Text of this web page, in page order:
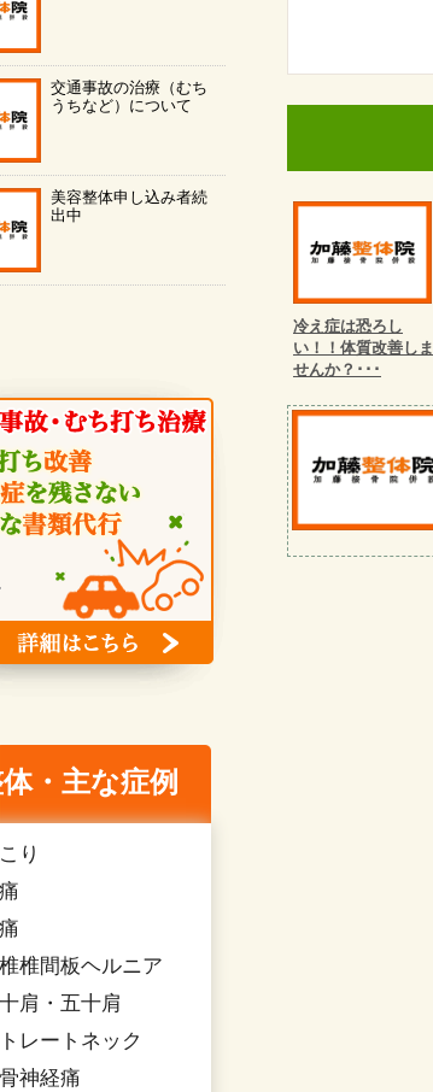
冷え症は恐ろし
い！！体質改善しま
せんか？･･･
交通事故の治療（むち
うちなど）について
美容整体申し込み者続
出中
・主な症例
り
椎間板ヘルニア
肩・五十肩
レートネック
神経痛